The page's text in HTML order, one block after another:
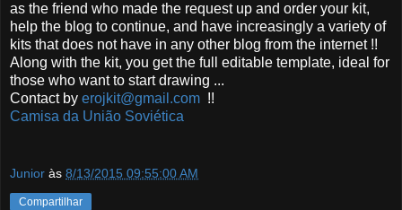
as the friend who made the request up and order your kit,
help the blog to continue, and have increasingly a variety of
kits that does not have in any other blog from the internet !!
Along with the kit, you get the full editable template, ideal for
those who want to start drawing ...
Contact by erojkit@gmail.com !!
Camisa da União Soviética
Junior às 8/13/2015 09:55:00 AM
Compartilhar